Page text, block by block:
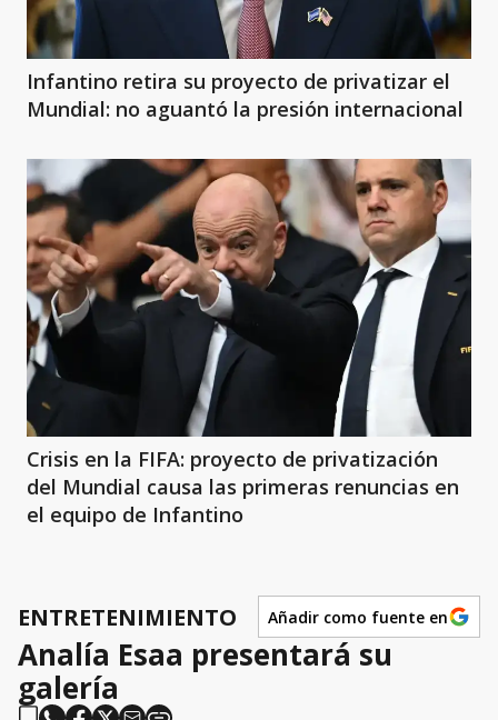
Infantino retira su proyecto de privatizar el
Mundial: no aguantó la presión internacional
Crisis en la FIFA: proyecto de privatización
del Mundial causa las primeras renuncias en
el equipo de Infantino
ENTRETENIMIENTO Añadir como fuente en
Analía Esaa presentará su
galería